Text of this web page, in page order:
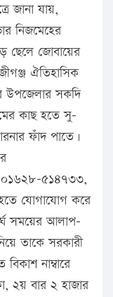
জানা যায়,
নিজমেহের
ছেলে জোবায়ের
ঐতিহাসিক
সকদি
কাছ হতে সু-
ফাঁদ পাতে।
৫১৪৭৩৩,
যোগাযোগ করে
সময়ের আলাপ-
তাকে সরকারী
নাম্বারে
২য় বার ২ হাজার